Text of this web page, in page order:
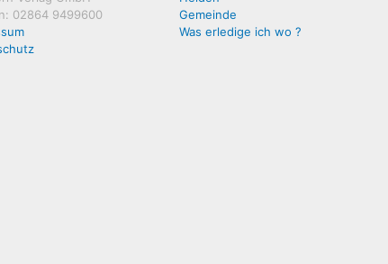
02864 9499600
Gemeinde
Was erledige ich wo ?